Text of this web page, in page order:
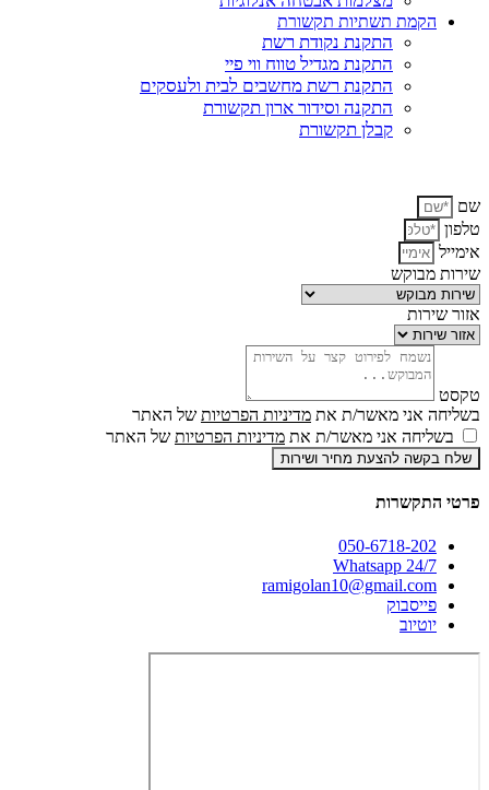
הקמת תשתיות תקשורת
התקנת נקודת רשת
התקנת מגדיל טווח ווי פיי
התקנת רשת מחשבים לבית ולעסקים
התקנה וסידור ארון תקשורת
קבלן תקשורת
שם
טלפון
אימייל
שירות מבוקש
אזור שירות
טקסט
בשליחה אני מאשר/ת את מדיניות הפרטיות של האתר
בשליחה אני מאשר/ת את מדיניות הפרטיות של האתר
שלח בקשה להצעת מחיר ושירות
פרטי התקשרות
050-6718-202
Whatsapp 24/7
ramigolan10@gmail.com
פייסבוק
יוטיוב